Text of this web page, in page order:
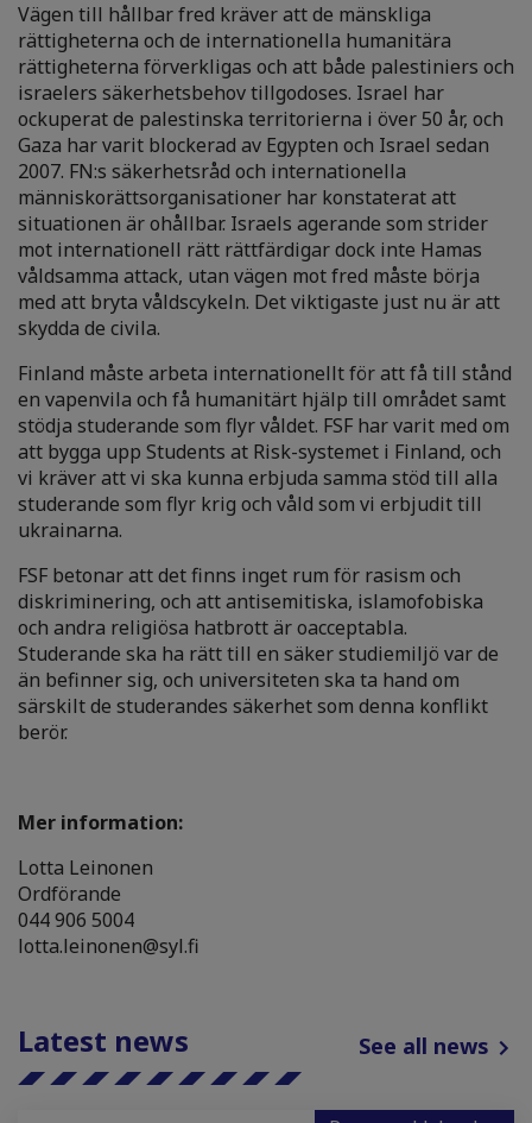
Vägen till hållbar fred kräver att de mänskliga
rättigheterna och de internationella humanitära
rättigheterna förverkligas och att både palestiniers och
israelers säkerhetsbehov tillgodoses. Israel har
ockuperat de palestinska territorierna i över 50 år, och
Gaza har varit blockerad av Egypten och Israel sedan
2007. FN:s säkerhetsråd och internationella
människorättsorganisationer har konstaterat att
situationen är ohållbar. Israels agerande som strider
mot internationell rätt rättfärdigar dock inte Hamas
våldsamma attack, utan vägen mot fred måste börja
med att bryta våldscykeln. Det viktigaste just nu är att
skydda de civila.
Finland måste arbeta internationellt för att få till stånd
en vapenvila och få humanitärt hjälp till området samt
stödja studerande som flyr våldet. FSF har varit med om
att bygga upp Students at Risk-systemet i Finland, och
vi kräver att vi ska kunna erbjuda samma stöd till alla
studerande som flyr krig och våld som vi erbjudit till
ukrainarna.
FSF betonar att det finns inget rum för rasism och
diskriminering, och att antisemitiska, islamofobiska
och andra religiösa hatbrott är oacceptabla.
Studerande ska ha rätt till en säker studiemiljö var de
än befinner sig, och universiteten ska ta hand om
särskilt de studerandes säkerhet som denna konflikt
berör.
Mer information:
Lotta Leinonen
Ordförande
044 906 5004
lotta.leinonen@syl.fi
Latest news See all news